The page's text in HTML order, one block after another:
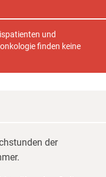
und
finden keine
der